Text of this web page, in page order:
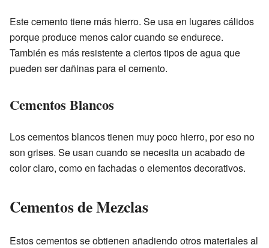
Este cemento tiene más hierro. Se usa en lugares cálidos
porque produce menos calor cuando se endurece.
También es más resistente a ciertos tipos de agua que
pueden ser dañinas para el cemento.
Cementos Blancos
Los cementos blancos tienen muy poco hierro, por eso no
son grises. Se usan cuando se necesita un acabado de
color claro, como en fachadas o elementos decorativos.
Cementos de Mezclas
Estos cementos se obtienen añadiendo otros materiales al